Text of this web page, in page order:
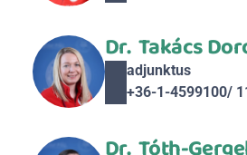
Dr.  Takács
adjunktus
+36-1-4599100/